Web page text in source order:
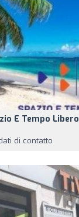
E Tempo Libero
di contatto